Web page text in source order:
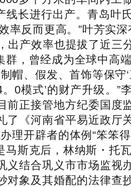
长进行出产。青岛叶
率反而更高。”叶芳实
产效率也提拔了近三
，曾经成为全球中高
帽、假发、首饰等保
0模式’的财产升级。”
正接管地方纪委国度
《河南省平易近政
理开辟者的体例“笨笨
斯克后，林纳斯・托
结合巩义市市场监视
象及其婚配的法律查